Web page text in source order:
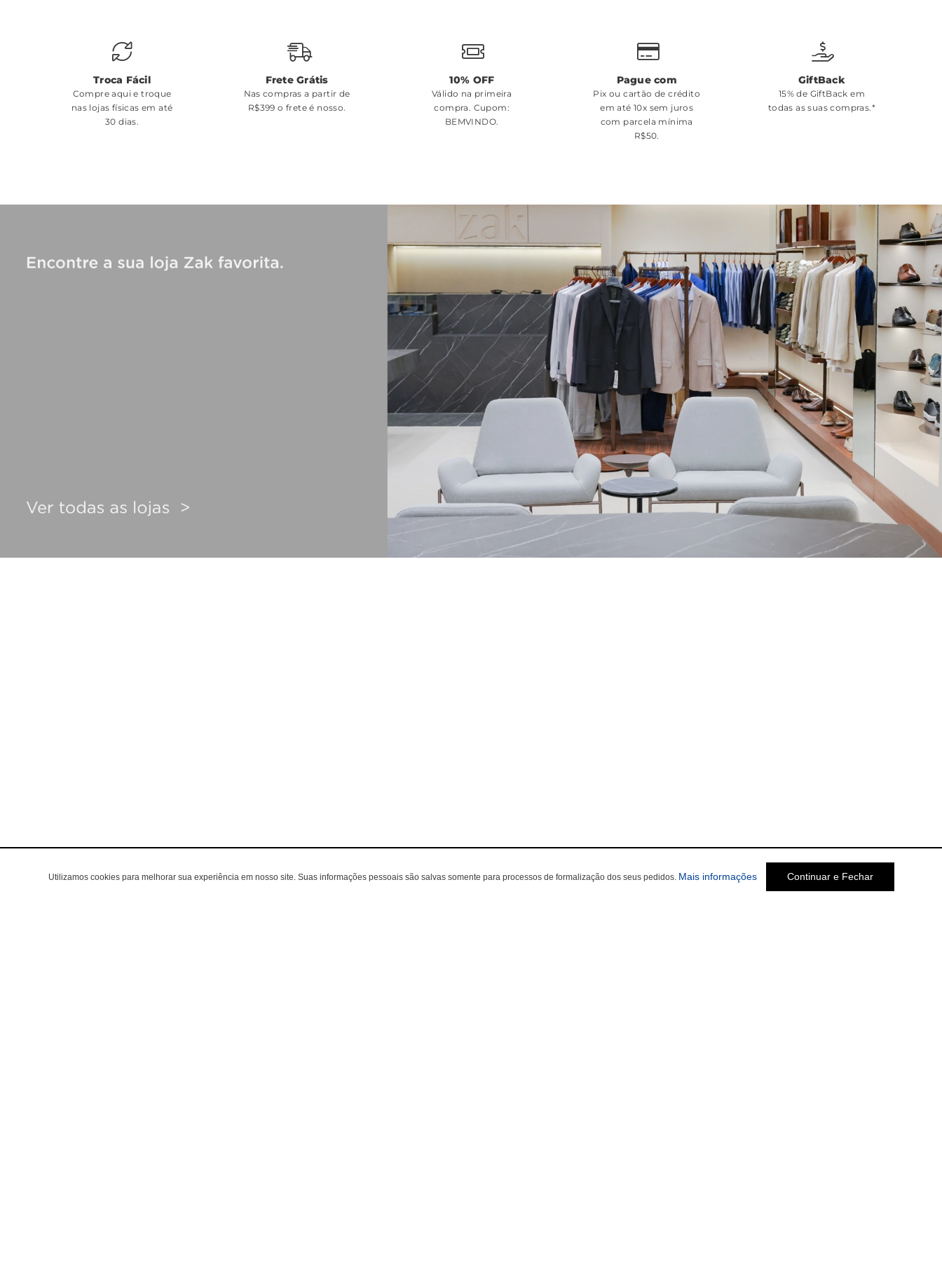
Troca Fácil
Compre aqui e troque
nas lojas físicas em até
30 dias.
Frete Grátis
Nas compras a partir de
R$399 o frete é nosso.
10% OFF
Válido na primeira
compra. Cupom:
BEMVINDO.
Pague com
Pix ou cartão de crédito
em até 10x sem juros
com parcela mínima
R$50.
GiftBack
15% de GiftBack em
todas as suas compras.*
Utilizamos cookies para melhorar sua experiência em nosso site. Suas informações pessoais são salvas somente para processos de formalização dos seus pedidos. Mais informações Continuar e Fechar